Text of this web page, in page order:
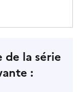
de la série
: